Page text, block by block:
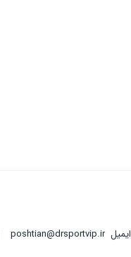
ایمیلposhtian@drsportvip.ir